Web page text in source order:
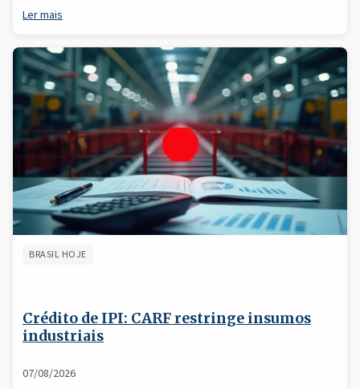
Ler mais
BRASIL HOJE
Crédito de IPI: CARF restringe insumos
industriais
07/08/2026